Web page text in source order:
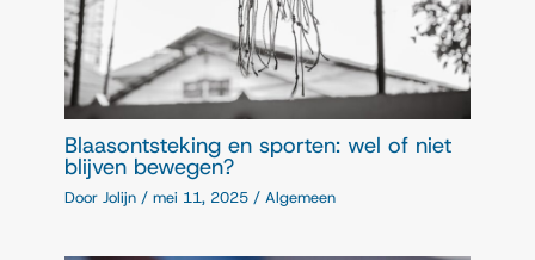
Blaasontsteking en sporten: wel of niet
blijven bewegen?
Door Jolijn /mei 11, 2025 /Algemeen